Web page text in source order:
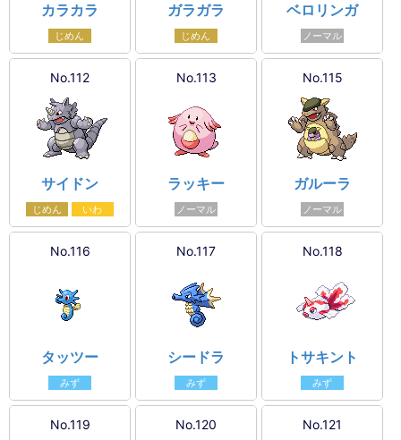
カラカラ
じめん
ガラガラ
じめん
ベロリンガ
ノーマル
No.112
サイドン
じめん いわ
No.113
ラッキー
ノーマル
No.115
ガルーラ
ノーマル
No.116
タッツー
みず
No.117
シードラ
みず
No.118
トサキント
みず
No.119 No.120 No.121